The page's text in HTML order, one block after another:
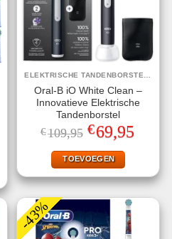
Oral-B iO White Clean –
Innovatieve Elektrische
Tandenborstel
€109,95 Oorspronkelijke
prijs
was:
€109,95.
€69,95
TOEVOEGEN
-43%